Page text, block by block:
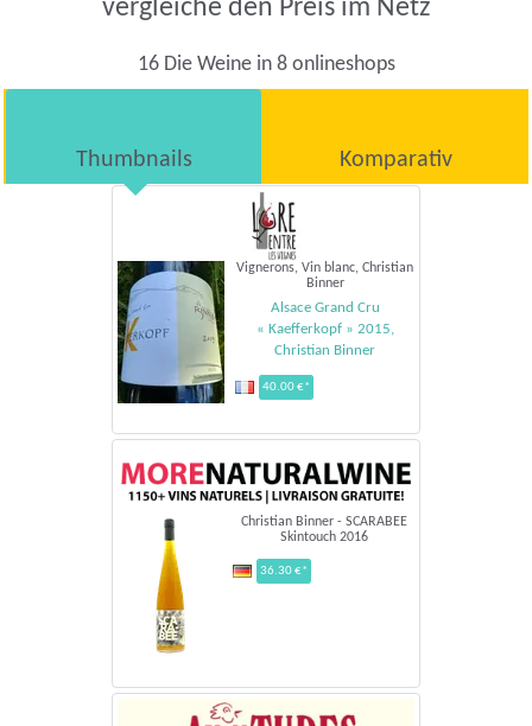
vergleiche den Preis im Netz
16 Die Weine in 8 onlineshops
Thumbnails Komparativ
Vignerons, Vin blanc, Christian
Binner
Alsace Grand Cru
« Kaefferkopf » 2015,
Christian Binner
40.00 €*
Christian Binner - SCARABEE
Skintouch 2016
36.30 €*